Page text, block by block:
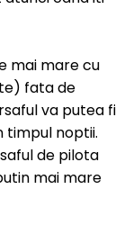
mai mare cu
fata de
va putea fi
timpul noptii.
de pilota
mai mare